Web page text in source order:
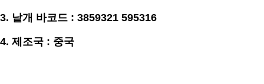
3. 낱개 바코드 : 3859321 595316
4. 제조국 : 중국